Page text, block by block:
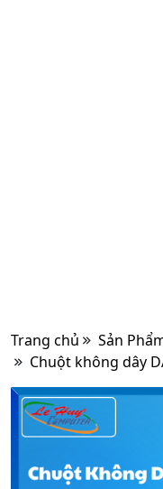
Trang chủ Sản
Chuột không dây